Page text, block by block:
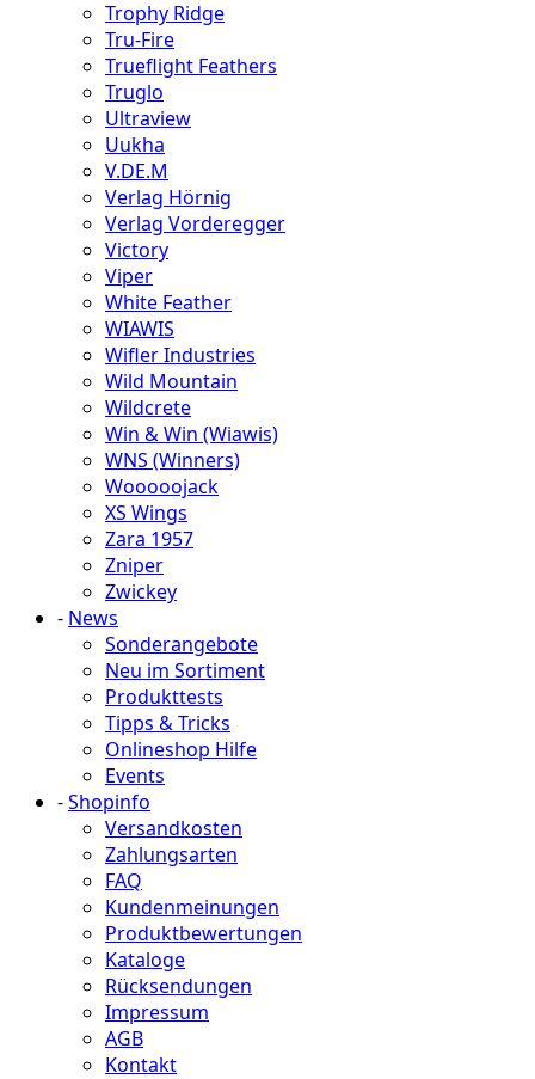
Trophy Ridge
Tru-Fire
Trueflight Feathers
Truglo
Ultraview
Uukha
V.DE.M
Verlag Hörnig
Verlag Vorderegger
Victory
Viper
White Feather
WIAWIS
Wifler Industries
Wild Mountain
Wildcrete
Win & Win (Wiawis)
WNS (Winners)
Wooooojack
XS Wings
Zara 1957
Zniper
Zwickey
- News
Sonderangebote
Neu im Sortiment
Produkttests
Tipps & Tricks
Onlineshop Hilfe
Events
-Shopinfo
Versandkosten
Zahlungsarten
FAQ
Kundenmeinungen
Produktbewertungen
Kataloge
Rücksendungen
Impressum
AGB
Kontakt